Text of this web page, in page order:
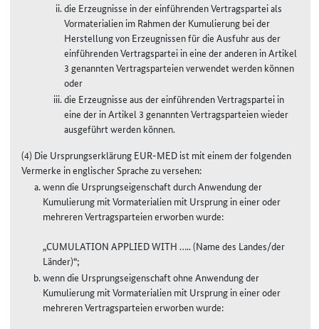
die Erzeugnisse in der einführenden Vertragspartei als
Vormaterialien im Rahmen der Kumulierung bei der
Herstellung von Erzeugnissen für die Ausfuhr aus der
einführenden Vertragspartei in eine der anderen in Artikel
3 genannten Vertragsparteien verwendet werden können
oder
die Erzeugnisse aus der einführenden Vertragspartei in
eine der in Artikel 3 genannten Vertragsparteien wieder
ausgeführt werden können.
(4) Die Ursprungserklärung EUR-MED ist mit einem der folgenden
Vermerke in englischer Sprache zu versehen:
wenn die Ursprungseigenschaft durch Anwendung der
Kumulierung mit Vormaterialien mit Ursprung in einer oder
mehreren Vertragsparteien erworben wurde:
„CUMULATION APPLIED WITH ….. (Name des Landes/der
Länder)“;
wenn die Ursprungseigenschaft ohne Anwendung der
Kumulierung mit Vormaterialien mit Ursprung in einer oder
mehreren Vertragsparteien erworben wurde: